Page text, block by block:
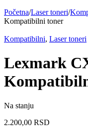
Početna/Laser toneri/
Kompatibilni toner
Kompatibilni, Laser toneri
Lexmark
Na stanju
2.200,00 RSD